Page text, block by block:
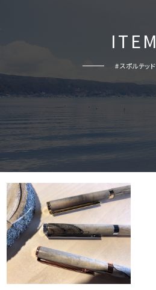
ITEM
# スポルテッド